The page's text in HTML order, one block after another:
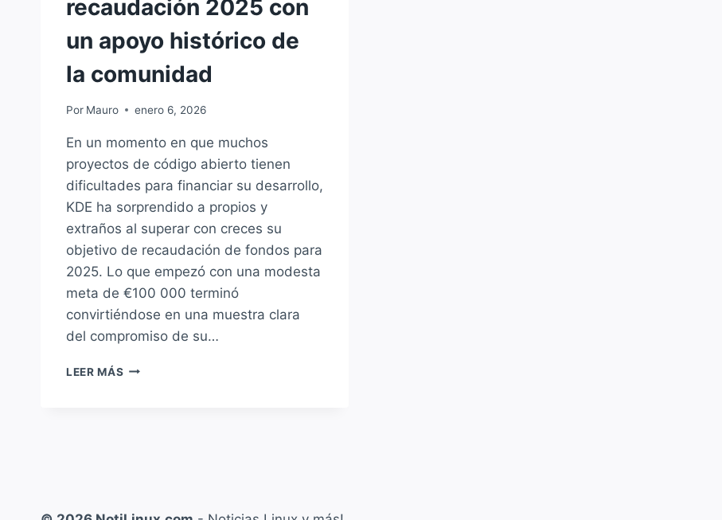
recaudación 2025 con
un apoyo histórico de
la comunidad
Por Mauro enero 6, 2026
En un momento en que muchos
proyectos de código abierto tienen
dificultades para financiar su desarrollo,
KDE ha sorprendido a propios y
extraños al superar con creces su
objetivo de recaudación de fondos para
2025. Lo que empezó con una modesta
meta de €100 000 terminó
convirtiéndose en una muestra clara
del compromiso de su…
LEER MÁS ES